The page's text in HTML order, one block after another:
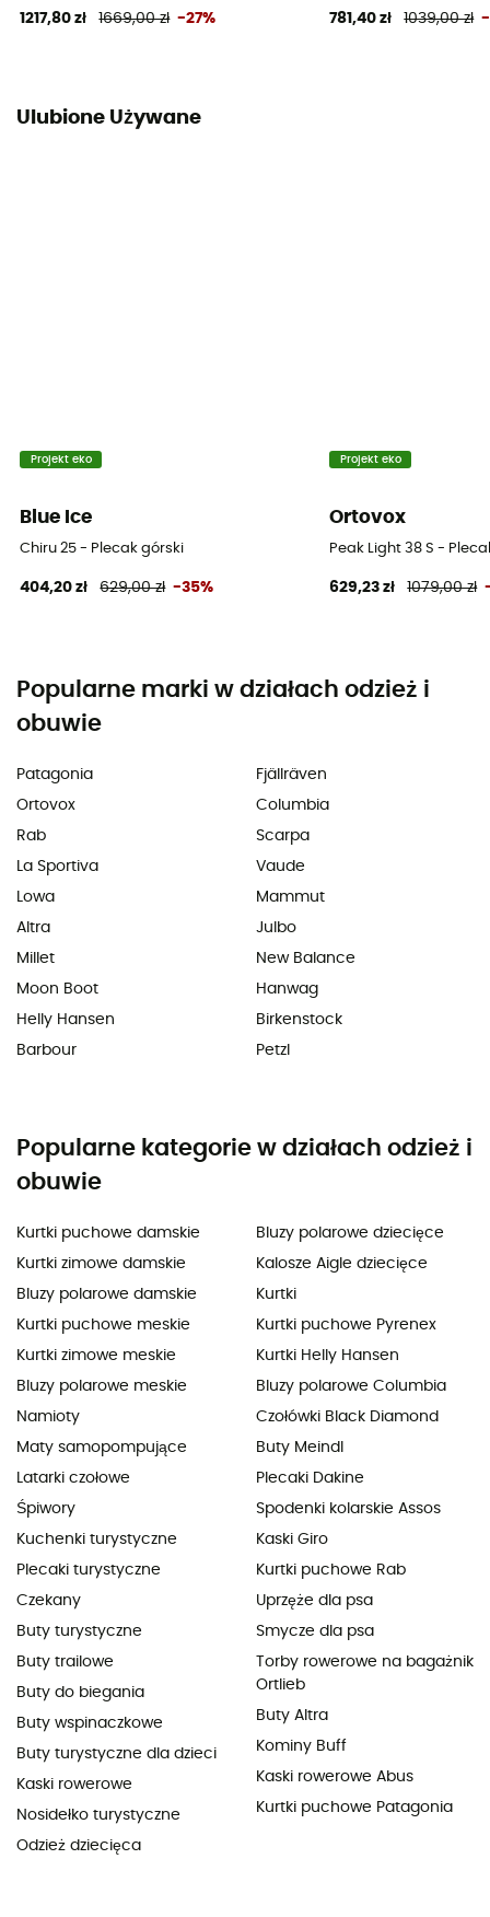
1217,80 zł 1669,00 zł -27% 781,40 zł 1039,00 zł -
Ulubione Używane
Projekt eko
Blue Ice
Chiru 25 - Plecak górski
404,20 zł 629,00 zł -35%
Projekt eko
Ortovox
Peak Light 38 S -
629,23 zł 1079,00 zł
Popularne marki w działach odzież i
obuwie
Patagonia
Ortovox
Rab
La Sportiva
Lowa
Altra
Millet
Moon Boot
Helly Hansen
Barbour
Fjällräven
Columbia
Scarpa
Vaude
Mammut
Julbo
New Balance
Hanwag
Birkenstock
Petzl
Popularne kategorie w działach odzież i
obuwie
Kurtki puchowe damskie
Kurtki zimowe damskie
Bluzy polarowe damskie
Kurtki puchowe meskie
Kurtki zimowe meskie
Bluzy polarowe meskie
Namioty
Maty samopompujące
Latarki czołowe
Śpiwory
Kuchenki turystyczne
Plecaki turystyczne
Czekany
Buty turystyczne
Buty trailowe
Buty do biegania
Buty wspinaczkowe
Buty turystyczne dla dzieci
Kaski rowerowe
Nosidełko turystyczne
Odzież dziecięca
Bluzy polarowe dziecięce
Kalosze Aigle dziecięce
Kurtki
Kurtki puchowe Pyrenex
Kurtki Helly Hansen
Bluzy polarowe Columbia
Czołówki Black Diamond
Buty Meindl
Plecaki Dakine
Spodenki kolarskie Assos
Kaski Giro
Kurtki puchowe Rab
Uprzęże dla psa
Smycze dla psa
Torby rowerowe na bagażnik
Ortlieb
Buty Altra
Kominy Buff
Kaski rowerowe Abus
Kurtki puchowe Patagonia